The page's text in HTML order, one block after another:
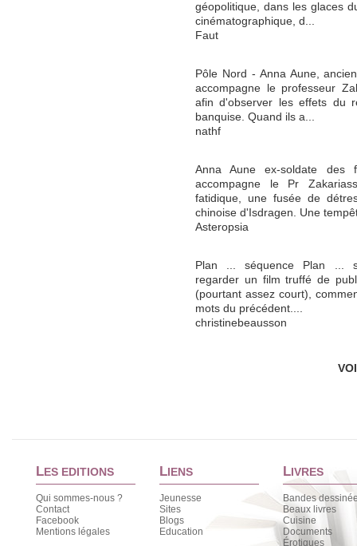
géopolitique, dans les glaces
cinématographique, d...
Faut
Pôle Nord - Anna Aune,
accompagne le professeur
afin d'observer les effets du
banquise. Quand ils a...
nathf
Anna Aune ex-soldate des
accompagne le Pr
fatidique, une fusée de
chinoise d'Isdragen. Une
Asteropsia
Plan ... séquence Plan ...
regarder un film truffé de
(pourtant assez court),
mots du précédent....
christinebeausson
LES EDITIONS
Qui sommes-nous ?
Contact
Facebook
Mentions légales
LIENS
Jeunesse
Sites
Blogs
Education
LIVRES
Bandes
Beaux livres
Cuisine
Documents
Érotiques